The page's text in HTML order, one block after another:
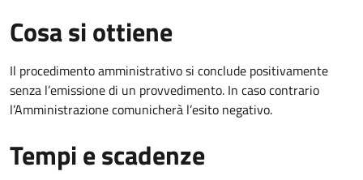
Cosa si ottiene
Il procedimento amministrativo si conclude positivamente
senza l’emissione di un provvedimento. In caso contrario
l’Amministrazione comunicherà l’esito negativo.
Tempi e scadenze